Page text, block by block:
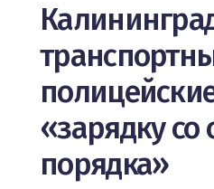
«зарядку со
порядка»